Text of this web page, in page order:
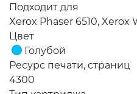
Подходит для
Xerox Phaser 6510, Xerox
Цвет
Голубой
Ресурс печати, страниц
4300